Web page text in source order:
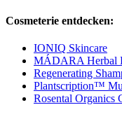
Cosmeterie entdecken:
IONIQ Skincare
MÁDARA Herbal
Regenerating
Plantscription™
Rosental Organics